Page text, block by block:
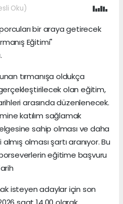
Oku)
bir araya getirecek
Eğitimi"
tırmanışa oldukça
olan eğitim,
arasında düzenlenecek.
katılım sağlamak
sahip olması ve daha
olması şartı aranıyor. Bu
eğitime başvuru
isteyen adaylar için son